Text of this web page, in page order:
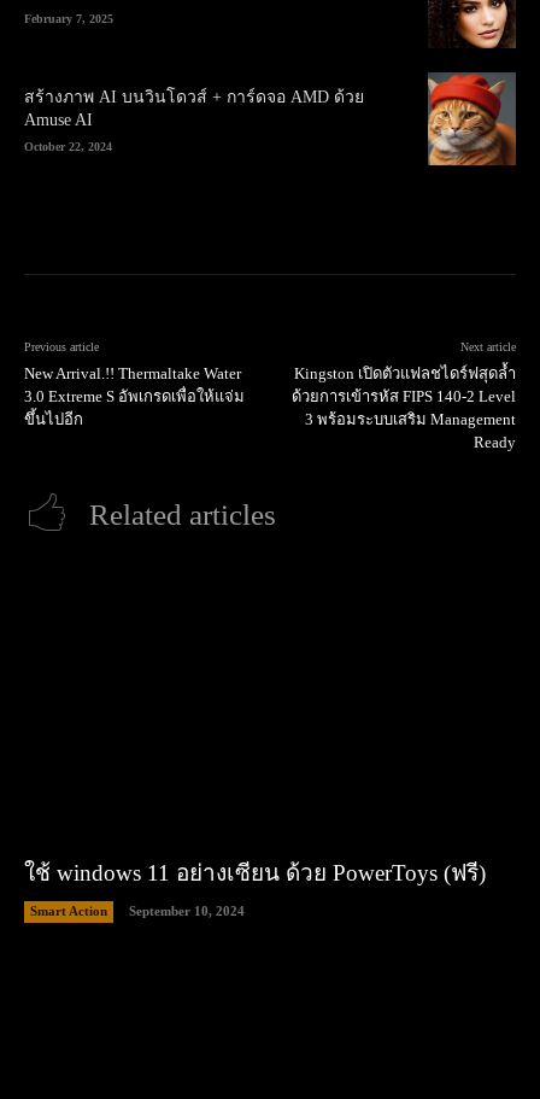
February 7, 2025
สร้างภาพ AI บนวินโดวส์ + การ์ดจอ AMD ด้วย
Amuse AI
October 22, 2024
Previous article
New Arrival.!! Thermaltake Water
3.0 Extreme S อัพเกรดเพื่อให้แจ่ม
ขึ้นไปอีก
Next article
Kingston เปิดตัวแฟลชไดร์ฟสุดล้ำ
ด้วยการเข้ารหัส FIPS 140-2 Level
3 พร้อมระบบเสริม Management
Ready
Related articles
ใช้ windows 11 อย่างเซียน ด้วย PowerToys (ฟรี)
Smart Action September 10, 2024